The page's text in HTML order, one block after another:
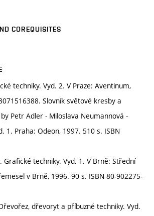
COREQUISITES
techniky. Vyd. 2. V Praze: Aventinum,
Slovník světové kresby a
Petr Adler - Miloslava Neumannová -
1. Praha: Odeon, 1997. 510 s. ISBN
Grafické techniky. Vyd. 1. V Brně: Střední
v Brně, 1996. 90 s. ISBN 80-902275-
Dřevořez, dřevoryt a příbuzné techniky. Vyd.